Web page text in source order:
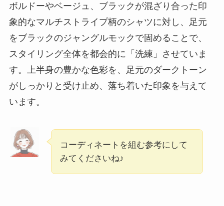
ボルドーやベージュ、ブラックが混ざり合った印
象的なマルチストライプ柄のシャツに対し、足元
をブラックのジャングルモックで固めることで、
スタイリング全体を都会的に「洗練」させていま
す。上半身の豊かな色彩を、足元のダークトーン
がしっかりと受け止め、落ち着いた印象を与えて
います。
コーディネートを組む参考にして
みてくださいね♪